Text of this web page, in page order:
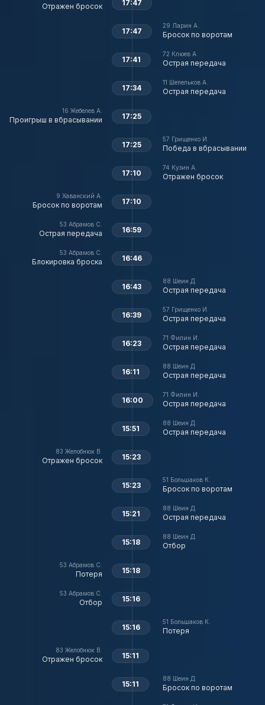
Отражен бросок 17:47
29 Ларин А.
Бросок по воротам
17:47
72 Клюев А.
Острая передача
17:41
11 Шепельков А.
Острая передача
17:34
16 Жебелев А.
Проигрыш в вбрасывании 17:25
57 Грищенко И.
Победа в вбрасывании
17:25
74 Кузин А.
Отражен бросок
17:10
9 Хаванский А.
Бросок по воротам 17:10
53 Абрамов С.
Острая передача 16:59
53 Абрамов С.
Блокировка броска 16:46
88 Шеин Д.
Острая передача
16:43
57 Грищенко И.
Острая передача
16:39
71 Филин И.
Острая передача
16:23
88 Шеин Д.
Острая передача
16:11
71 Филин И.
Острая передача
16:00
88 Шеин Д.
Острая передача
15:51
83 Желобнюк В.
Отражен бросок 15:23
51 Большаков К.
Бросок по воротам
15:23
88 Шеин Д.
Острая передача
15:21
88 Шеин Д.
Отбор
15:18
53 Абрамов С.
Потеря 15:18
53 Абрамов С.
Отбор 15:16
51 Большаков К.
Потеря
15:16
83 Желобнюк В.
Отражен бросок 15:11
88 Шеин Д.
Бросок по воротам
15:11